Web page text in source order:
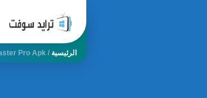
الرئيسية /
Pro Apk